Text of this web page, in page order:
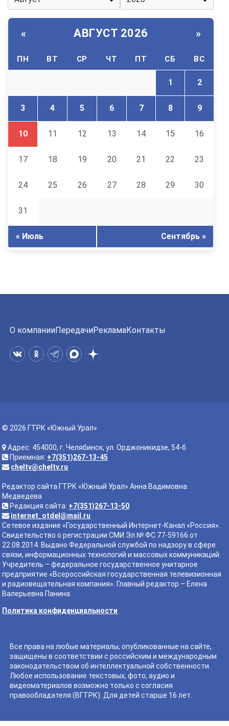
« АВГУСТ 2026 »
ПН ВТ СР ЧТ ПТ СБ ВС
1 2
3 4 5 6 7 8 9
10 11 12 13 14 15 16
17 18 19 20 21 22 23
24 25 26 27 28 29 30
31
« Июль Сентябрь »
О компанииПередачиРекламаКонтакты
© 2026 ГТРК «Южный Урал»
Адрес: 454000, г. Челябинск, ул. Орджоникидзе, 54-б
Приемная: +7(351)267-13-45
cheltv@cheltv.ru
Редактор сайта ГТРК «Южный Урал» Анна Вадимовна
Медведева
Редакция сайта: +7(351)267-13-50
internet_otdel@mail.ru
Сетевое издание «Государственный Интернет-Канал «Россия».
Свидетельство о регистрации СМИ Эл № ФС 77-59166 от
22.08.2014. Выдано Федеральной службой по надзору в сфере
связи, информационных технологий и массовых коммуникаций.
Учредитель – федеральное государственное унитарное
предприятие «Всероссийская государственная телевизионная
и радиовещательная компания». Главный редактор – Елена
Валерьевна Панина.
Политика конфиденциальности
Все права на любые материалы, опубликованные на сайте,
защищены в соответствии с российским и международным
законодательством об интеллектуальной собственности.
Любое использование текстовых, фото, аудио и
видеоматериалов возможно только с согласия
правообладателя (ВГТРК). Для детей старше 16 лет.